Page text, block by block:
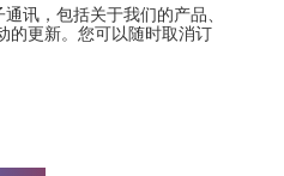
讯，包括关于我们的产品、
的更新。您可以随时取消订